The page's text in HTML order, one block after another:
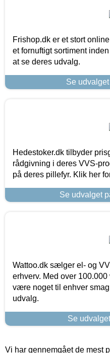
Frishop.dk er et stort
et fornuftigt sortiment
at se deres udvalg.
Se
Hedestoker.dk tilbyder
rådgivning i deres VVS-
på deres pillefyr. Klik her
Se udvalget
Wattoo.dk sælger el- og
erhverv. Med over
være noget til enhver
udvalg.
Se
Vi har gennemgået de mest